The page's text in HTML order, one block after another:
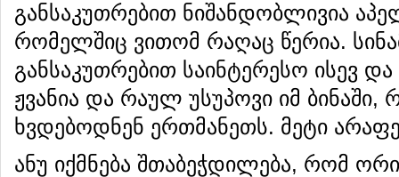
განსაკუთრებით ნიშანდობლივია
რომელშიც ვითომ რაღაც წერია.
განსაკუთრებით საინტერესო ისევ
ჟვანია და რაულ უსუპოვი იმ
ხვდებოდნენ ერთმანეთს. მეტი
ანუ იქმნება შთაბეჭდილება, რომ